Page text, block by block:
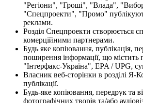
"Регіони", "Гроші", "Влада",
"Спецпроекти", "Промо"
реклами.
Розділ Спецпроекти створюється
комерційними партнерами.
Будь яке копіювання, публікація,
поширення інформації, що містить
"Інтерфакс-Україна", EPA / UPG,
Власник веб-сторінки в розділі Я-
публікації.
Будь-яке копіювання, передрук та
фотографічних творів та/або